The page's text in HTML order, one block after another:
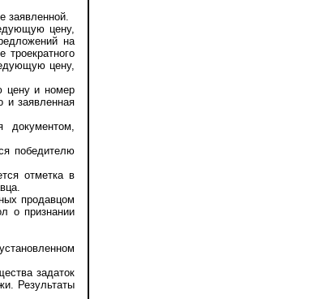
заявленной.
цену,
на
цену,
цену и номер
и заявленная
победителю
отметка в
продавцом
о признании
задаток
Результаты